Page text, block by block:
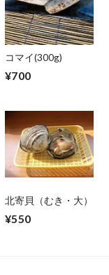
コマイ(300g)
¥700
北寄貝（むき・大）
¥550